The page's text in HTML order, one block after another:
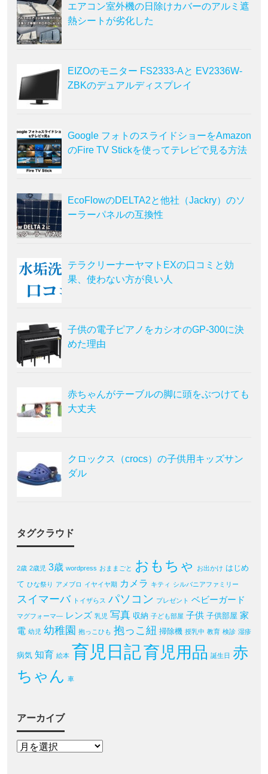
エアコン室外機の日除けカバーのアルミ遮
熱シートが劣化した
EIZOのモニター FS2333-Aと EV2336W-
ZBKのデュアルディスプレイ
Google フォトのスライドショーをAmazon
のFire TV Stickを使ってテレビで見る方法
EcoFlowのDELTA2と他社（Jackry）のソ
ーラーパネルの互換性
テラクリーナーヤマトEXの口コミと効
果、使わない方が良い人
子供の電子ピアノをカシオのGP-300に決
めた理由
赤ちゃんがテーブルの脚に頭をぶつけても
大丈夫
クロックス（crocs）の子供用キッズサン
ダル
タグクラウド
2歳 2歳児 3歳 wordpress おままごと おもちゃ お出かけ はじめ
て ひな祭り アメブロ イヤイヤ期 カメラ キティ シルバニアファミリー
スイマーバ トイザらス パソコン プレゼント ベビーガード
マグフォーマ― レンズ 乳児 写真 収納 子ども部屋 子供 子供部屋 家
電 幼児 幼稚園 抱っこひも 抱っこ紐 掃除機 授乳中 教育 検診 湿疹
病気 知育 絵本 育児日記育児用品 誕生日 赤
ちゃん 車
アーカイブ